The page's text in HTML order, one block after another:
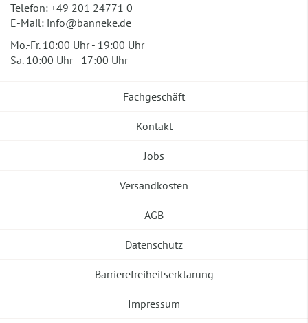
Telefon: +49 201 24771 0
E-Mail: info@banneke.de
Mo.-Fr. 10:00 Uhr - 19:00 Uhr
Sa. 10:00 Uhr - 17:00 Uhr
Fachgeschäft
Kontakt
Jobs
Versandkosten
AGB
Datenschutz
Barrierefreiheitserklärung
Impressum